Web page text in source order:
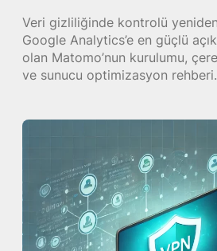
Veri gizliliğinde kontrolü
Google Analytics’e en güçlü
olan Matomo’nun kurulumu,
ve sunucu optimizasyon rehberi.